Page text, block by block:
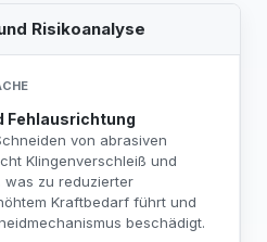
Risikoanalyse
Fehlausrichtung
von abrasiven
Klingenverschleiß und
was zu reduzierter
Kraftbedarf führt und
beschädigt.